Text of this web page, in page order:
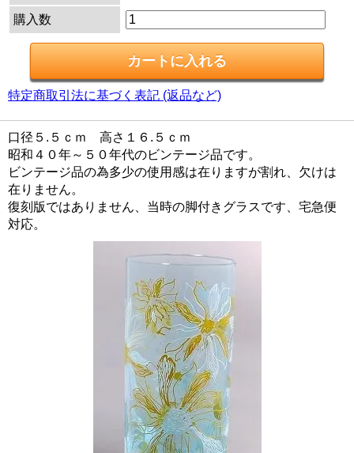
購入数
特定商取引法に基づく表記 (返品など)
口径５.５ｃｍ 高さ１６.５ｃｍ
昭和４０年～５０年代のビンテージ品です。
ビンテージ品の為多少の使用感は在りますが割れ、欠けは
在りません。
復刻版ではありません、当時の脚付きグラスです、宅急便
対応。